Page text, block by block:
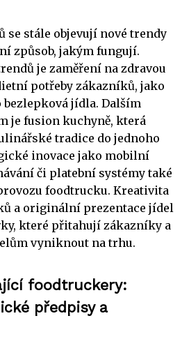
se stále objevují nové trendy
způsob, jakým fungují.
je zaměření na zdravou
potřeby zákazníků, jako
bezlepková jídla. Dalším
je fusion kuchyně, která
tradice do jednoho
inovace jako mobilní
či platební systémy také
foodtrucku. Kreativita
a originální prezentace jídel
které přitahují zákazníky a
vyniknout na trhu.
foodtruckery:
předpisy a